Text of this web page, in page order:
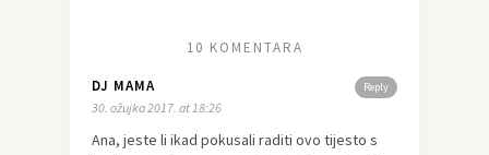
10 KOMENTARA
Reply
DJ MAMA
30. ožujka 2017. at 18:26
Ana, jeste li ikad pokusali raditi ovo tijesto s